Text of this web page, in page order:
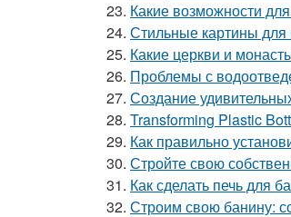
23. Какие возможности
24. Стильные картины для
25. Какие церкви и
26. Проблемы с
27. Создание
28. Transforming Plastic
29. Как правильно
30. Стройте свою
31. Как сделать печь для
32. Строим свою банину: